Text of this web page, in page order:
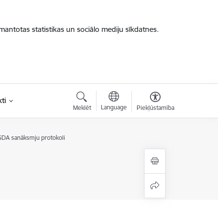
statistikas un sociālo mediju sīkdatnes.
Meklēt Language Piekļūstamība
sanāksmju protokoli